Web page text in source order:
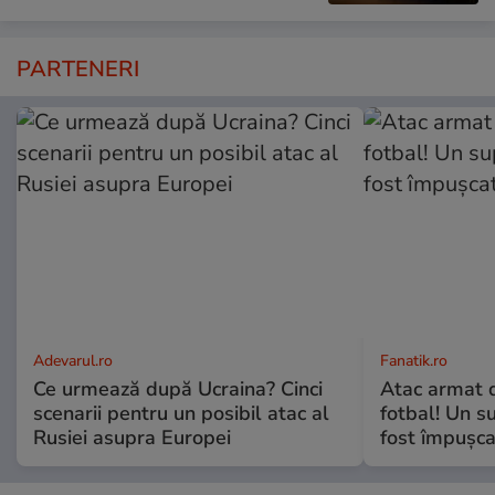
PARTENERI
Adevarul.ro
Ce urmează după Ucraina? Cinci
scenarii pentru un posibil atac al
Rusiei asupra Europei
Fanatik.ro
Atac armat
fotbal! Un
fost